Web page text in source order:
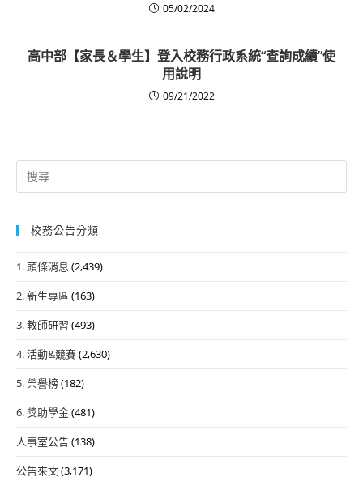
05/02/2024
高中部【家長＆學生】登入校務行政系統“查詢成績”使
用說明
09/21/2022
Search
for:
校務公告分類
1. 頭條消息 (2,439)
2. 新生專區 (163)
3. 教師研習 (493)
4. 活動&競賽(2,630)
5. 榮譽榜(182)
6. 獎助學金(481)
人事室公告(138)
公告來文(3,171)